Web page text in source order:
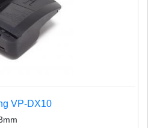
VP-DX10